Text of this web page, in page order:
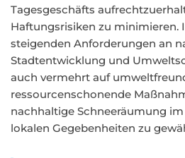
Tagesgeschäfts
Haftungsrisiken zu minimieren.
steigenden Anforderungen an
Stadtentwicklung und
auch vermehrt auf
ressourcenschonende
nachhaltige Schneeräumung
lokalen Gegebenheiten zu